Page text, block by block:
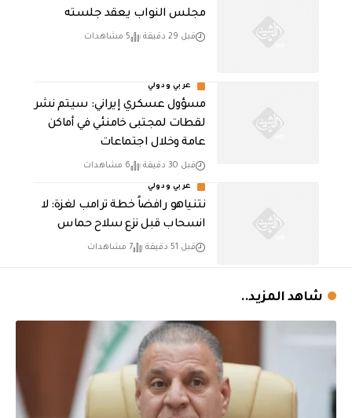
مجلس النواب يعقد جلسته
قبل 29 دقيقة 5 مشاهدات
عربي ودولي
مسؤول عسكري إيراني: سيتم نشر
لقطات لمجتبى خامنئي في أماكن
عامة وخلال اجتماعات
قبل 30 دقيقة 6 مشاهدات
عربي ودولي
نتنياهو رافضاً خطة ترامب لغزة: لا
انسحاب قبل نزع سلاح حماس
قبل 51 دقيقة 7 مشاهدات
شاهد المزيد..